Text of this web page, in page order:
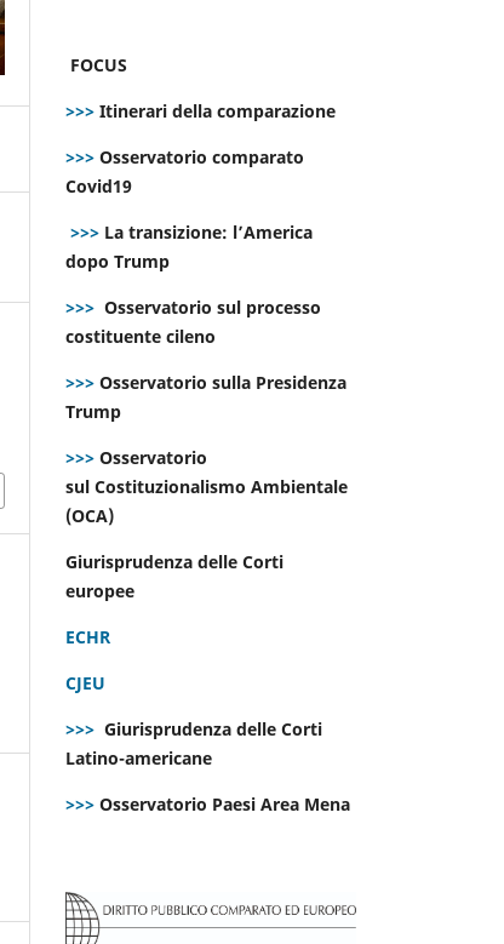
FOCUS
>>> Itinerari della comparazione
>>> Osservatorio comparato
Covid19
>>> La transizione: l’America
dopo Trump
>>> Osservatorio sul processo
costituente cileno
>>> Osservatorio sulla Presidenza
Trump
>>> Osservatorio
sul Costituzionalismo Ambientale
(OCA)
Giurisprudenza delle Corti
europee
ECHR
CJEU
>>> Giurisprudenza delle Corti
Latino-americane
>>> Osservatorio Paesi Area Mena